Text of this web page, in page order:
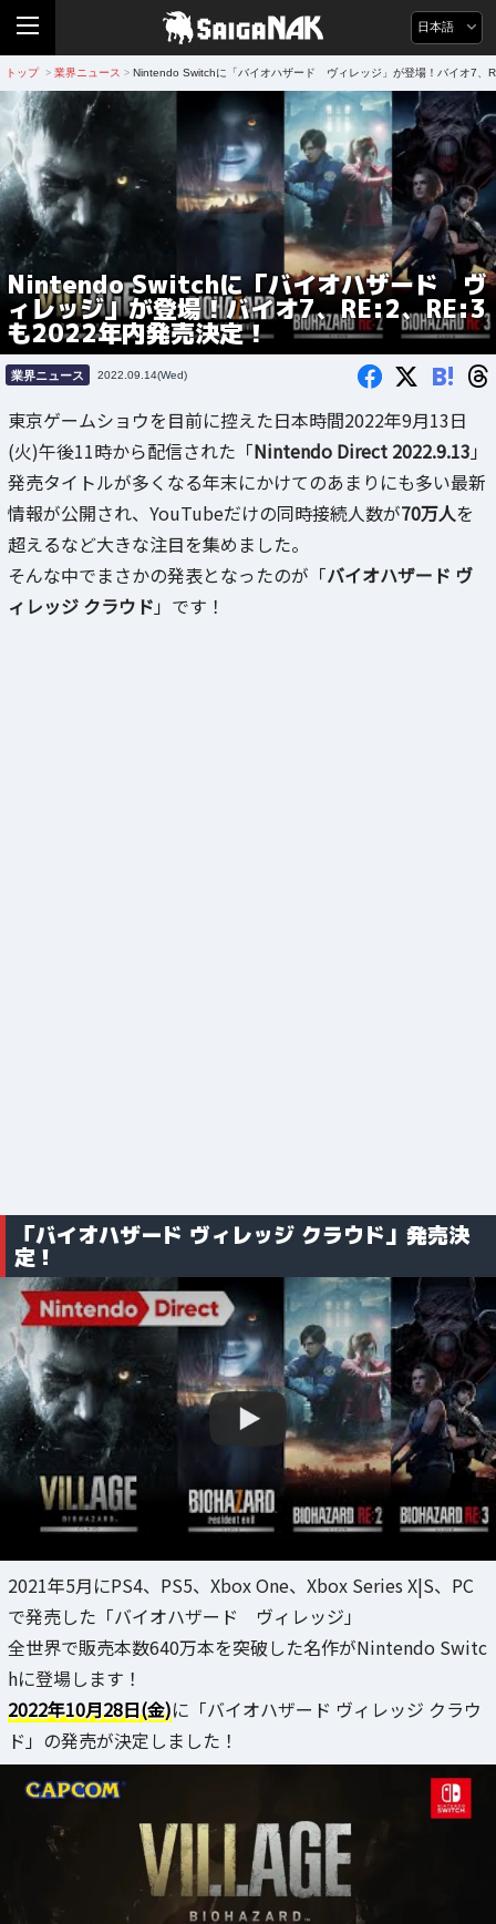
日本語
トップ > 業界ニュース > Nintendo Switchに「バイオハザード ヴィレッジ」が登場！バイオ7、
Nintendo Switchに「バイオハザード ヴ
ィレッジ」が登場！バイオ7、RE:2、RE:3
も2022年内発売決定！
業界ニュース 2022.09.14(Wed) B!
東京ゲームショウを目前に控えた日本時間2022年9月13日
(火)午後11時から配信された「Nintendo Direct 2022.9.13 」
発売タイトルが多くなる年末にかけてのあまりにも多い最新
情報が公開され、YouTubeだけの同時接続人数が70万人を
超えるなど大きな注目を集めました。
そんな中でまさかの発表となったのが「バイオハザード ヴ
ィレッジ クラウド 」です！
「バイオハザード ヴィレッジ クラウド」発売決
定！
2021年5月にPS4、PS5、Xbox One、Xbox Series X|S、PC
で発売した「バイオハザード ヴィレッジ」
全世界で販売本数640万本を突破した名作がNintendo Switc
hに登場します！
2022年10月28日(金)に「バイオハザード ヴィレッジ クラウ
ド」の発売が決定しました！